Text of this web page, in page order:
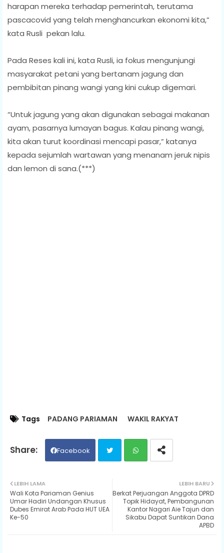
harapan mereka terhadap pemerintah, terutama
pascacovid yang telah menghancurkan ekonomi kita,”
kata Rusli pekan lalu.
Pada Reses kali ini, kata Rusli, ia fokus mengunjungi
masyarakat petani yang bertanam jagung dan
pembibitan pinang wangi yang kini cukup digemari.
“Untuk jagung yang akan digunakan sebagai makanan
ayam, pasarnya lumayan bagus. Kalau pinang wangi,
kita akan turut koordinasi mencapi pasar,” katanya
kepada sejumlah wartawan yang menanam jeruk nipis
dan lemon di sana.(***)
Tags PADANG PARIAMAN WAKIL RAKYAT
Facebook
ter ats
ap
LEBIH BARU
Berkat Perjuangan Anggota DPRD
Topik Hidayat, Pembangunan
Kantor Nagari Aie Tajun dan
Sikabu Dapat Suntikan Dana
APBD
LEBIH LAMA
Wali Kota Pariaman Genius
Umar Hadiri Undangan Khusus
Dubes Emirat Arab Pada HUT UEA
Ke-50